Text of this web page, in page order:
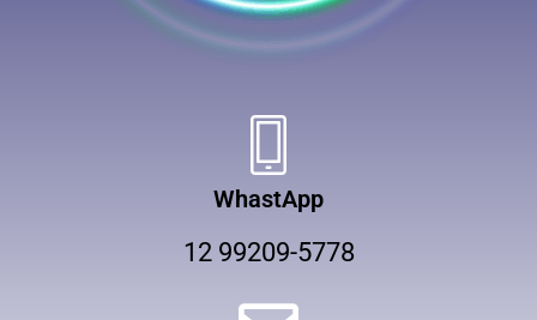
WhastApp
12 99209-5778